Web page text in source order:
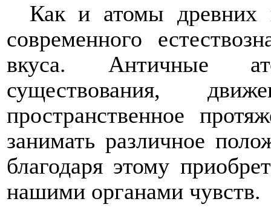
Как и атомы древних
современного
вкуса. Античные
существования,
пространственное
занимать различное
благодаря этому
нашими органами чувств.